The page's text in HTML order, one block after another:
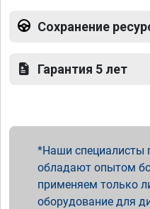
Сохранение
Гарантия 5 лет
Наши специалисты
обладают опытом
применяем только
оборудование для